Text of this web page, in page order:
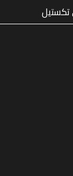
post. Edit or